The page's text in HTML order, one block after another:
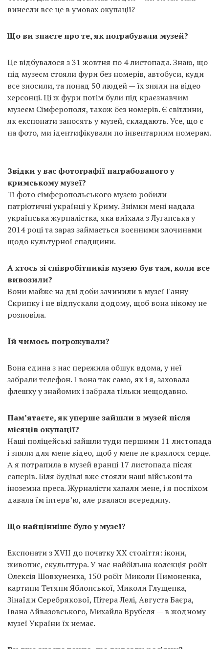
винесли все це в умовах окупації?
Що ви знаєте про те, як пограбували музей?
Це відбувалося з 31 жовтня по 4 листопада. Знаю, що
під музеєм стояли фури без номерів, автобуси, куди
все зносили, та понад 50 людей — їх зняли на відео
херсонці. Ці ж фури потім були під краєзнавчим
музеєм Сімферополя, також без номерів. Є світлини,
як експонати заносять у музей, складають. Усе, що є
на фото, ми ідентифікували по інвентарним номерам.
Звідки у вас фотографії награбованого у
кримському музеї?
Ті фото сімферопольського музею робили
патріотичні українці у Криму. Знімки мені надала
українська журналістка, яка виїхала з Луганська у
2014 році та зараз займається воєнними злочинами
щодо культурної спадщини.
А хтось зі співробітників музею був там, коли все
вивозили?
Вони майже на дві доби зачинили в музеї Ганну
Скрипку і не відпускали додому, щоб вона нікому не
розповіла.
Їй чимось погрожували?
Вона єдина з нас пережила обшук вдома, у неї
забрали телефон. І вона так само, як і я, заховала
флешку у знайомих і забрала тільки нещодавно.
Пам’ятаєте, як уперше зайшли в музей після
місяців окупації?
Наші поліцейські зайшли туди першими 11 листопада
і зняли для мене відео, щоб у мене не краялося серце.
А я потрапила в музей вранці 17 листопада після
саперів. Біля будівлі вже стояли наші військові та
іноземна преса. Журналісти хапали мене, і я поспіхом
давала їм інтерв’ю, але рвалася всередину.
Що найцінніше було у музеї?
Експонати з XVII до початку XX століття: ікони,
живопис, скульптура. У нас найбільша колекція робіт
Олексія Шовкуненка, 150 робіт Миколи Пимоненка,
картини Тетяни Яблонської, Миколи Глущенка,
Зінаїди Серебрякової, Пітера Лелі, Августа Баєра,
Івана Айвазовського, Михайла Врубеля — в жодному
музеї України їх немає.